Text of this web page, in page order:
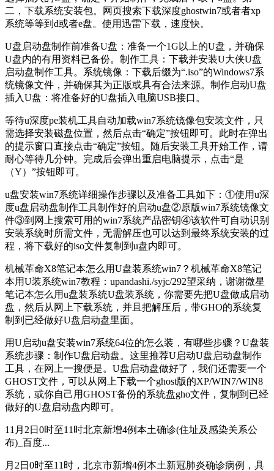
二，下载系统安装包。网页搜索下载深度ghostwin7或者者xp
系统等等到d或者e盘。使用迅雷下载，速度快。
U盘启动盘制作前准备U盘：准备一个1G以上的U盘，并确保
U盘内的有用资料已备份。制作工具：下载并安装U大侠U盘
启动盘制作工具。系统镜像：下载后缀为“.iso”的Windows7系
统镜像文件，并确保其为正版或具有合法来源。制作启动U盘
插入U盘：将准备好的U盘插入电脑USB接口。
等待u深度pe装机工具自动加载win7系统镜像包安装文件，只
需选择安装磁盘位置，然后点击“确定”按钮即可。此时在弹出
的提示窗口直接点击“确定”按钮。随后安装工具开始工作，请
耐心等待几分钟。完成后会弹出重启电脑提示，点击“是
（Y）”按钮即可。
u盘安装win7系统详细操作步骤以及准备工具如下：①使用u深
度u盘启动盘制作工具制作好的启动u盘②原版win7系统镜像文
件③到网上搜索可用的win7系统产品密钥④该软件可自动识别
安装系统时所需文件，无需解压也可以达到最终系统安装的过
程，将下载好的iso文件复制到u盘内即可。
机械革命X8笔记本怎么用U盘装系统win7？机械革命X8笔记
本用U装系统win7教程：upandashi./syjc/292望采纳，谢谢微星
笔记本怎么用u盘装系统U盘装系统，你需要先把U盘做成启动
盘，然后从网上下载系统，并且把解压后，带GHO的系统复
制到已经做好U盘启动盘里面。
用U启动u盘安装win7系统64位的怎么装，有哪些步骤？U盘装
系统步骤：制作U盘启动盘。这里推荐U启动U盘启动盘制作
工具，在网上一搜便是。U盘启动盘做好了，我们还需要一个
GHOST文件，可以从网上下载一个ghost版的XP/WIN7/WIN8
系统，或你自己用GHOST备份的系统盘gho文件，复制到已经
做好的U盘启动盘内即可。
11月2日0时至11时北京新增4例本土确诊(住址及感染关系公
布)_百度...
月2日0时至11时，北京市新增4例本土新冠肺炎确诊病例，具